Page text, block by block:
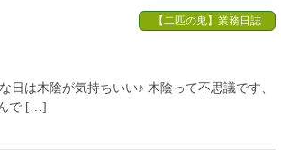
【二匹の鬼】業務日誌
は木陰が気持ちいい♪ 木陰って不思議です、
で […]